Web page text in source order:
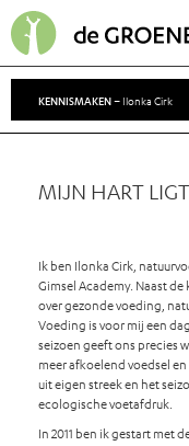
KENNISMAKEN– Ilonka Cirk
MIJN HART
Ik ben Ilonka Cirk,
Gimsel Academy. Naast
over gezonde voeding,
Voeding is voor mij een
seizoen geeft ons precies
meer afkoelend voedsel
uit eigen streek en het
ecologische voetafdruk.
In 2011 ben ik gestart met